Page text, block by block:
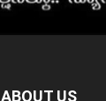
ABOUT US